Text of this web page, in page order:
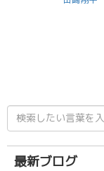
検
索
結
果:
最新ブログ